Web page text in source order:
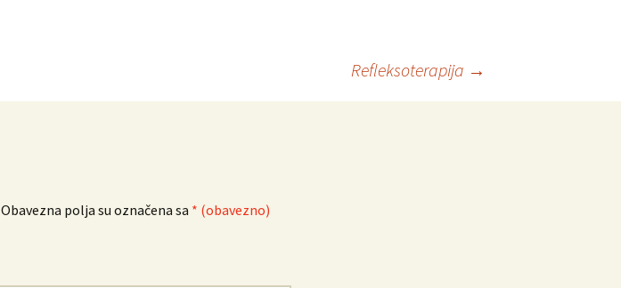
Refleksoterapija →
Obavezna polja su označena sa * (obavezno)